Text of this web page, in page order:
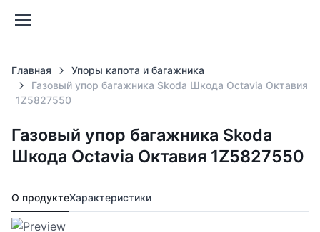
Главная
Упоры капота и багажника
Газовый упор багажника Skoda Шкода Octavia Октавия
1Z5827550
Газовый упор багажника Skoda
Шкода Octavia Октавия 1Z5827550
О продуктеХарактеристики